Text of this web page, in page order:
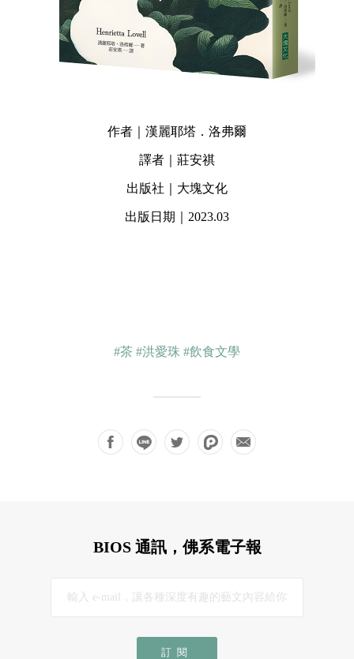
作者｜漢麗耶塔．洛弗爾
譯者｜莊安祺
出版社｜大塊文化
出版日期｜2023.03
#茶 #洪愛珠 #飲食文學
BIOS 通訊，佛系電子報
訂閱